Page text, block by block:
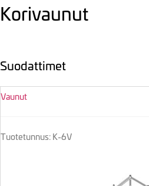
Korivaunut
Suodattimet
Vaunut
Tuotetunnus: K-6V